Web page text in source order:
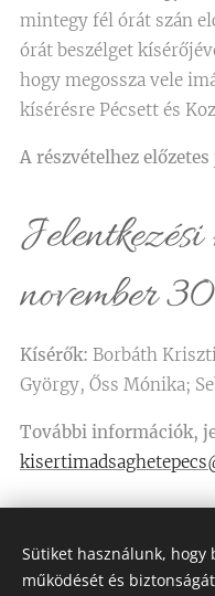
mintegy fél órát szán
órát beszélget
hogy megossza vele
kísérésre Pécsett és
A részvételhez
november
Kísérők: Borbáth
György, Őss Mónika;
További információk,
Sütiket használunk,
működését és